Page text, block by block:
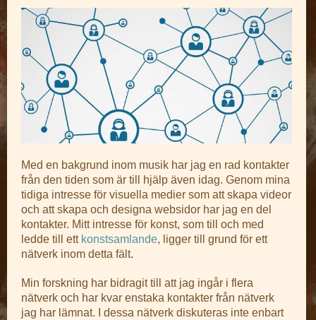
Med en bakgrund inom musik har jag en rad kontakter
från den tiden som är till hjälp även idag. Genom mina
tidiga intresse för visuella medier som att skapa videor
och att skapa och designa websidor har jag en del
kontakter. Mitt intresse för konst, som till och med
ledde till ett konstsamlande, ligger till grund för ett
nätverk inom detta fält.
Min forskning har bidragit till att jag ingår i flera
nätverk och har kvar enstaka kontakter från nätverk
jag har lämnat. I dessa nätverk diskuteras inte enbart